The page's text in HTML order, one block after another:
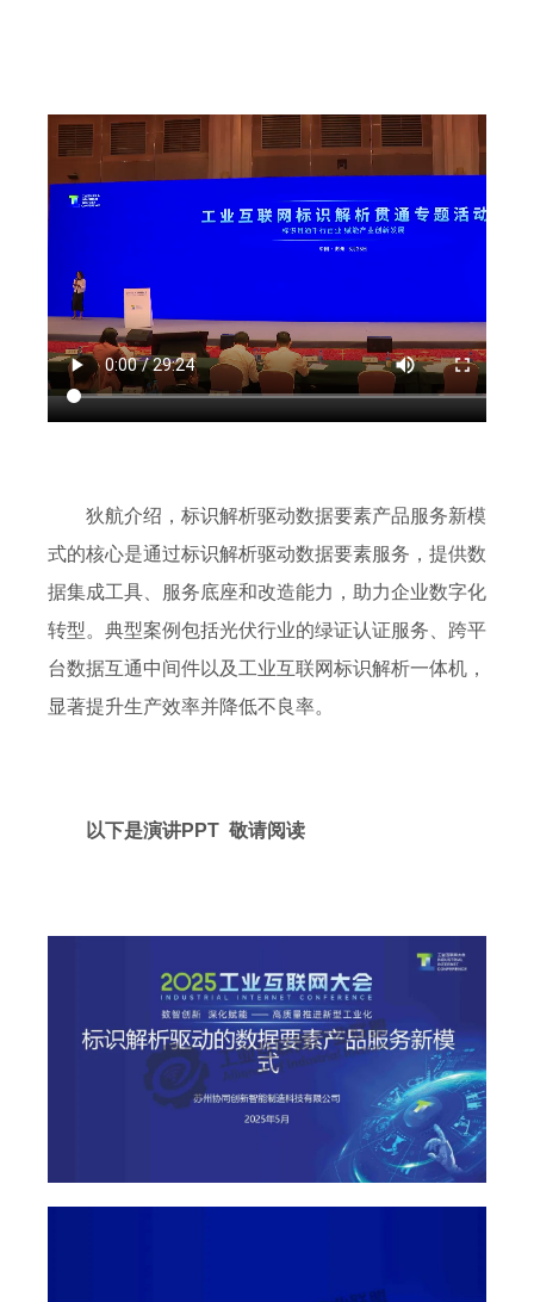
狄航介绍，标识解析驱动数据要素产品服务新模
式的核心是通过标识解析驱动数据要素服务，提供数
据集成工具、服务底座和改造能力，助力企业数字化
转型。典型案例包括光伏行业的绿证认证服务、跨平
台数据互通中间件以及工业互联网标识解析一体机，
显著提升生产效率并降低不良率。
以下是演讲PPT 敬请阅读